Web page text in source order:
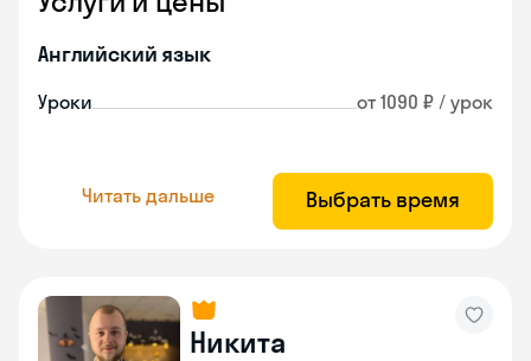
Английский язык
Уроки от 1090 ₽ / урок
Читать дальше Выбрать время
Никита